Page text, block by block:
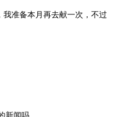
我准备本月再去献一次，不过